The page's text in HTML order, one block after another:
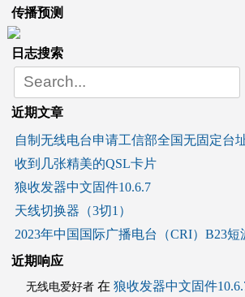
传播预测
日志搜索
近期文章
自制无线电台申请工信部全国无固定台
收到几张精美的QSL卡片
狼收发器中文固件10.6.7
天线切换器（3切1）
2023年中国国际广播电台（CRI）B23短
近期响应
无线电爱好者在 狼收发器中文固件